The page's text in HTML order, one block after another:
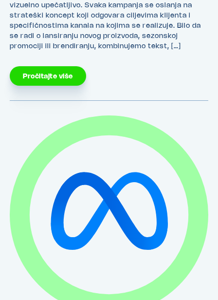
vizuelno upečatljivo. Svaka kampanja se oslanja na
strateški koncept koji odgovara ciljevima klijenta i
specifičnostima kanala na kojima se realizuje. Bilo da
se radi o lansiranju novog proizvoda, sezonskoj
promociji ili brendiranju, kombinujemo tekst, […]
Pročitajte više